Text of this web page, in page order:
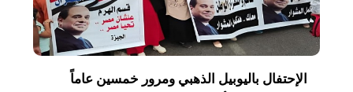
الإحتفال باليوبيل الذهبي ومرور خمسين عاماً